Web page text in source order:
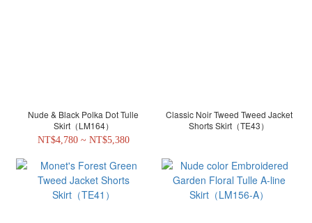
Nude & Black Polka Dot Tulle
Skirt（LM164）
NT$4,780 ~ NT$5,380
Classic Noir Tweed Tweed Jacket
Shorts Skirt（TE43）